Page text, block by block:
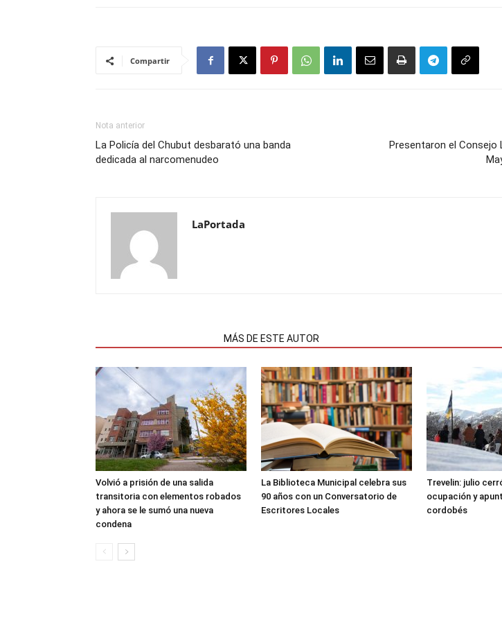
Compartir
Nota anterior
La Policía del Chubut desbarató una banda
dedicada al narcomenudeo
Presentaron el Consejo
LaPortada
MÁS DE ESTE AUTOR
Volvió a prisión de una salida
transitoria con elementos robados
y ahora se le sumó una nueva
condena
La Biblioteca Municipal celebra sus
90 años con un Conversatorio de
Escritores Locales
Trevelin: julio
ocupación y
cordobés